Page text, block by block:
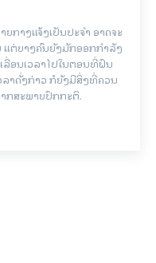
າງແຈ້ງເປັນປະຈຳ ອາດຈະ
ຕ່ບາງຄົນຍັງມັກອອກກຳລັງ
ລື່ອນເວລາໄປໃນຕອນທີ່ຝົນ
າດັ່ງກ່າວ ກໍຍັງມີສິ່ງທີ່ຄວນ
ກສະພາບປົກກະຕິ.